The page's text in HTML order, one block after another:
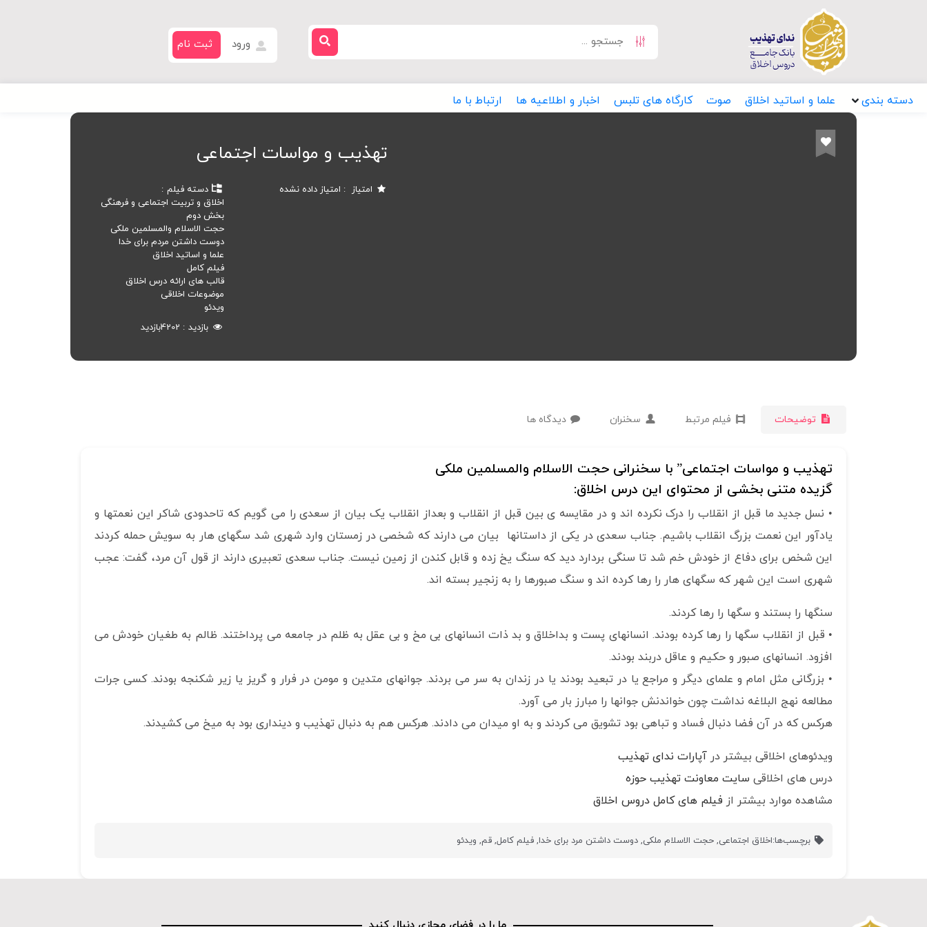
ورود ثبت نام
دسته بندی علما و اساتید اخلاق صوت کارگاه های تلبس اخبار و اطلاعیه ها ارتباط با ما
تهذیب و مواسات اجتماعی
امتیاز امتیاز داده نشده
دسته فیلم
اخلاق و تربیت اجتماعی و فرهنگی
بخش دوم
حجت الاسلام والمسلمین ملکی
دوست داشتن مردم برای خدا
علما و اساتید اخلاق
فیلم کامل
قالب های ارائه درس اخلاق
موضوعات اخلاقی
ویدئو
بازدید
4202بازدید
توضیحات فیلم مرتبط سخنران دیدگاه ها
تهذیب و مواسات اجتماعی” با سخنرانی حجت الاسلام والمسلمین ملکی
گزیده متنی بخشی از محتوای این درس اخلاق:
• نسل جدید ما قبل از انقلاب را درک نکرده اند و در مقایسه ی بین قبل از انقلاب و بعداز انقلاب یک بیان از سعدی را می گویم که تاحدودی شاکر این نعمتها و
یادآور این نعمت بزرگ انقلاب باشیم. جناب سعدی در یکی از داستانها بیان می دارند که شخصی در زمستان وارد شهری شد سگهای هار به سویش حمله کردند
این شخص برای دفاع از خودش خم شد تا سنگی بردارد دید که سنگ یخ زده و قابل کندن از زمین نیست. جناب سعدی تعبیری دارند از قول آن مرد، گفت: عجب
شهری است این شهر که سگهای هار را رها کرده اند و سنگ صبورها را به زنجیر بسته اند.
سنگها را بستند و سگها را رها کردند.
• قبل از انقلاب سگها را رها کرده بودند. انسانهای پست و بداخلاق و بد ذات انسانهای بی مخ و بی عقل به ظلم در جامعه می پرداختند. ظالم به طغیان خودش می
افزود. انسانهای صبور و حکیم و عاقل دربند بودند.
• بزرگانی مثل امام و علمای دیگر و مراجع یا در تبعید بودند یا در زندان به سر می بردند. جوانهای متدین و مومن در فرار و گریز یا زیر شکنجه بودند. کسی جرات
مطالعه نهج البلاغه نداشت چون خواندنش جوانها را مبارز بار می آورد.
هرکس که در آن فضا دنبال فساد و تباهی بود تشویق می کردند و به او میدان می دادند. هرکس هم به دنبال تهذیب و دینداری بود به میخ می کشیدند.
ویدئوهای اخلاقی بیشتر در آپارات ندای تهذیب
درس های اخلاقی سایت معاونت تهذیب حوزه
مشاهده موارد بیشتر از فیلم های کامل دروس اخلاق
برچسب‌ها:اخلاق اجتماعی,حجت الاسلام ملکی,دوست داشتن مرد برای خدا,فیلم کامل,قم, ویدئو